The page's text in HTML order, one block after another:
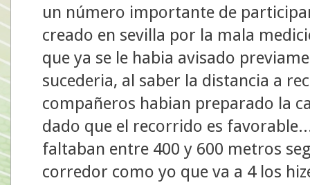
un número importante de
creado en sevilla por la mala
que ya se le habia avisado
sucederia, al saber la distancia a
compañeros habian preparado la
dado que el recorrido es
faltaban entre 400 y 600 metros
corredor como yo que va a 4 los